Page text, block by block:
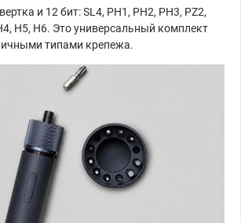
и 12 бит: SL4, PH1, PH2, PH3, PZ2,
H5, H6. Это универсальный комплект
типами крепежа.